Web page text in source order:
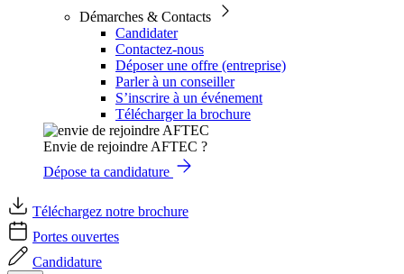
Démarches & Contacts
Candidater
Contactez-nous
Déposer une offre (entreprise)
Parler à un conseiller
S’inscrire à un événement
Télécharger la brochure
Envie de rejoindre AFTEC ?
Dépose ta candidature
Téléchargez notre brochure
Portes ouvertes
Candidature